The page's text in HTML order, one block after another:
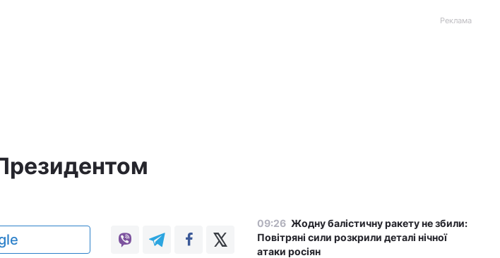
Реклама
09:26 Жодну балістичну ракету не збили:
Повітряні сили розкрили деталі нічної
атаки росіян